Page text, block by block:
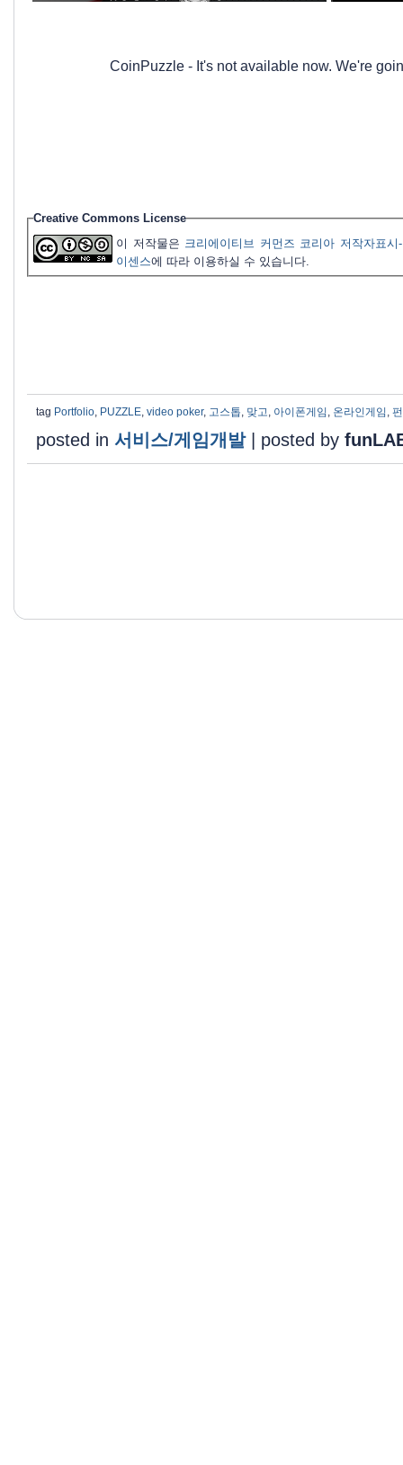
CoinPuzzle - It's not available now. We're
Creative Commons License
이 저작물은 크리에이티브 커먼즈 코리아 저작자표
이센스에 따라 이용하실 수 있습니다.
tag Portfolio PUZZLE video poker, 고스톱 맞고 아이폰게임 온라인게임
posted in 서비스/게임개발| posted by